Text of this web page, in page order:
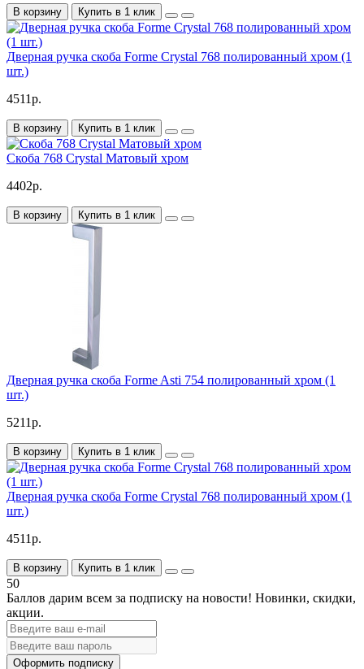
В корзину Купить в 1 клик
Дверная ручка скоба Forme Crystal 768 полированный хром (1
шт.)
4511р.
В корзину Купить в 1 клик
Скоба 768 Crystal Матовый хром
4402р.
В корзину Купить в 1 клик
Дверная ручка скоба Forme Asti 754 полированный хром (1
шт.)
5211р.
В корзину Купить в 1 клик
Дверная ручка скоба Forme Crystal 768 полированный хром (1
шт.)
4511р.
В корзину Купить в 1 клик
50
Баллов дарим всем за подписку на новости! Новинки, скидки,
акции.
Оформить подписку